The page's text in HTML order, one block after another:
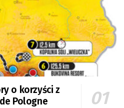
o korzyści z
Pologne